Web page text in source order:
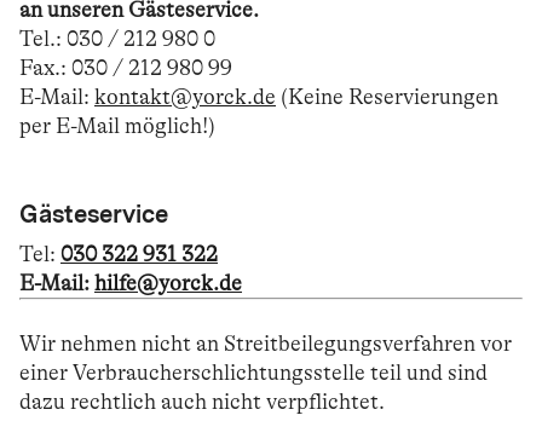
an unseren Gästeservice.
Tel.: 030 / 212 980 0
Fax.: 030 / 212 980 99
E-Mail: kontakt@yorck.de (Keine Reservierungen
per E-Mail möglich!)
Gästeservice
Tel: 030 322 931 322
E-Mail: hilfe@yorck.de
Wir nehmen nicht an Streitbeilegungsverfahren vor
einer Verbraucherschlichtungsstelle teil und sind
dazu rechtlich auch nicht verpflichtet.